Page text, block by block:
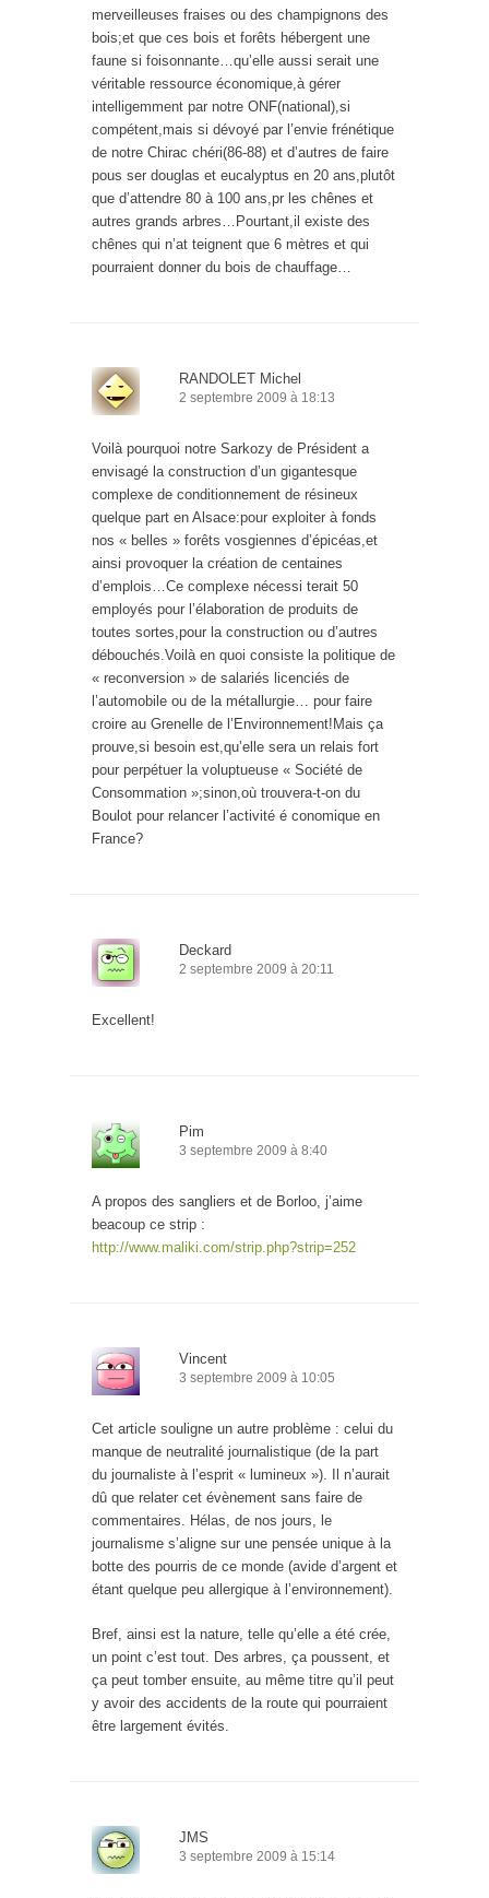
merveilleuses fraises ou des champignons des
bois;et que ces bois et forêts hébergent une
faune si foisonnante…qu’elle aussi serait une
véritable ressource économique,à gérer
intelligemment par notre ONF(national),si
compétent,mais si dévoyé par l’envie frénétique
de notre Chirac chéri(86-88) et d’autres de faire
pous ser douglas et eucalyptus en 20 ans,plutôt
que d’attendre 80 à 100 ans,pr les chênes et
autres grands arbres…Pourtant,il existe des
chênes qui n’at teignent que 6 mètres et qui
pourraient donner du bois de chauffage…
RANDOLET Michel
2 septembre 2009 à 18:13
Voilà pourquoi notre Sarkozy de Président a
envisagé la construction d’un gigantesque
complexe de conditionnement de résineux
quelque part en Alsace:pour exploiter à fonds
nos « belles » forêts vosgiennes d’épicéas,et
ainsi provoquer la création de centaines
d’emplois…Ce complexe nécessi terait 50
employés pour l’élaboration de produits de
toutes sortes,pour la construction ou d’autres
débouchés.Voilà en quoi consiste la politique de
« reconversion » de salariés licenciés de
l’automobile ou de la métallurgie… pour faire
croire au Grenelle de l’Environnement!Mais ça
prouve,si besoin est,qu’elle sera un relais fort
pour perpétuer la voluptueuse « Société de
Consommation »;sinon,où trouvera-t-on du
Boulot pour relancer l’activité é conomique en
France?
Deckard
2 septembre 2009 à 20:11
Excellent!
Pim
3 septembre 2009 à 8:40
A propos des sangliers et de Borloo, j’aime
beacoup ce strip :
http://www.maliki.com/strip.php?strip=252
Vincent
3 septembre 2009 à 10:05
Cet article souligne un autre problème : celui du
manque de neutralité journalistique (de la part
du journaliste à l’esprit « lumineux »). Il n’aurait
dû que relater cet évènement sans faire de
commentaires. Hélas, de nos jours, le
journalisme s’aligne sur une pensée unique à la
botte des pourris de ce monde (avide d’argent et
étant quelque peu allergique à l’environnement).
Bref, ainsi est la nature, telle qu’elle a été crée,
un point c’est tout. Des arbres, ça poussent, et
ça peut tomber ensuite, au même titre qu’il peut
y avoir des accidents de la route qui pourraient
être largement évités.
JMS
3 septembre 2009 à 15:14